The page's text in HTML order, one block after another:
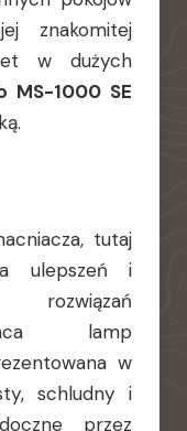
znakomitej
w dużych
MS-1000 SE
tutaj
ulepszeń i
lamp
w
schludny i
przez